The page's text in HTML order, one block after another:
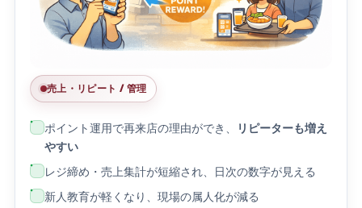
売上・リピート / 管理
ポイント運用で再来店の理由ができ、
リピーターも増え
やすい
レジ締め・売上集計が短縮され、日次の数字が見える
新人教育が軽くなり、現場の属人化が減る